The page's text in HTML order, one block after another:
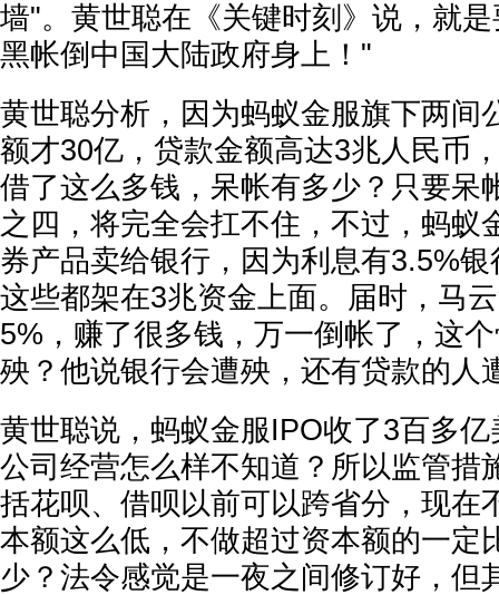
墙"。黄世聪在《关键时刻》说，就
黑帐倒中国大陆政府身上！"
黄世聪分析，因为蚂蚁金服旗下两间
额才30亿，贷款金额高达3兆人民币
借了这么多钱，呆帐有多少？只要呆
之四，将完全会扛不住，不过，蚂蚁
券产品卖给银行，因为利息有3.5%
这些都架在3兆资金上面。届时，马
5%，赚了很多钱，万一倒帐了，这
殃？他说银行会遭殃，还有贷款的人
黄世聪说，蚂蚁金服IPO收了3百多
公司经营怎么样不知道？所以监管措
括花呗、借呗以前可以跨省分，现在
本额这么低，不做超过资本额的一定
少？法令感觉是一夜之间修订好，但